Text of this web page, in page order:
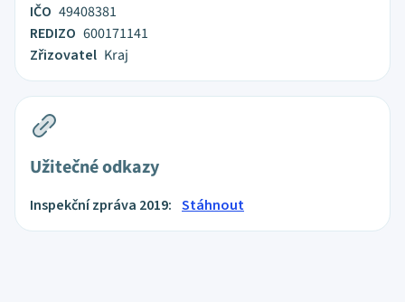
IČO 49408381
REDIZO 600171141
Zřizovatel Kraj
Užitečné odkazy
Inspekční zpráva 2019: Stáhnout